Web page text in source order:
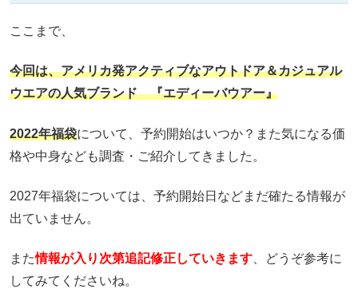
ここまで、
今回は、アメリカ発アクティブなアウトドア＆カジュアル
ウエアの人気ブランド 『エディーバウアー』
2022年福袋について、予約開始はいつか？また気になる価
格や中身なども調査・ご紹介してきました。
2027年福袋については、予約開始日などまだ確たる情報が
出ていません。
また情報が入り次第追記修正していきます 、どうぞ参考に
してみてくださいね。